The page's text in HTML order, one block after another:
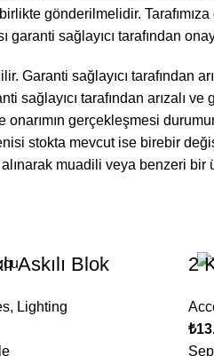
gönderilmelidir.
sağlayıcı tarafından
sağlayıcı tarafından
tarafından arızalı
onarımın gerçekleşmesi
stokta mevcut ise birebir
muadili veya benzeri bir
Askılı Blok
, Lighting
2
₺